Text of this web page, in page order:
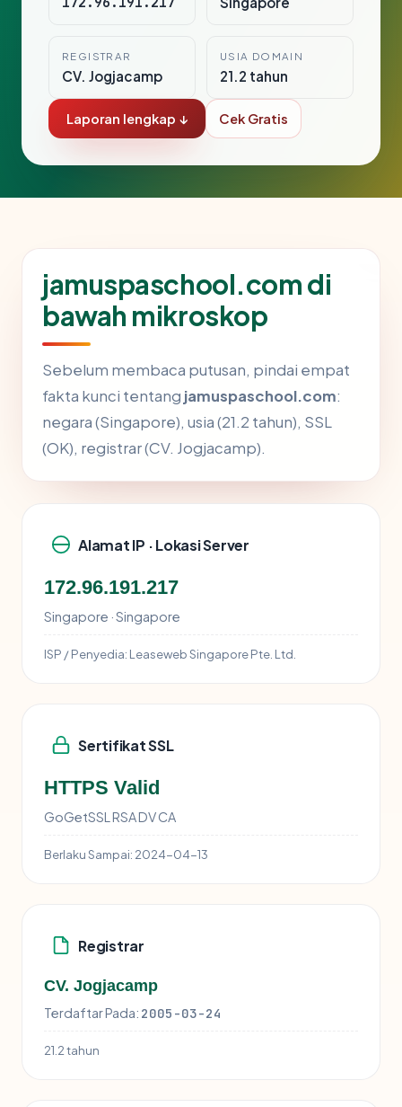
REGISTRAR
CV. Jogjacamp
USIA DOMAIN
21.2 tahun
Laporan lengkap ↓ Cek Gratis
jamuspaschool.com di
bawah mikroskop
Sebelum membaca putusan, pindai empat
fakta kunci tentang jamuspaschool.com:
negara (Singapore), usia (21.2 tahun), SSL
(OK), registrar (CV. Jogjacamp).
Alamat IP · Lokasi Server
172.96.191.217
Singapore · Singapore
ISP / Penyedia: Leaseweb Singapore Pte. Ltd.
Sertifikat SSL
HTTPS Valid
GoGetSSL RSA DV CA
Berlaku Sampai: 2024-04-13
Registrar
CV. Jogjacamp
Terdaftar Pada: 2005-03-24
21.2 tahun